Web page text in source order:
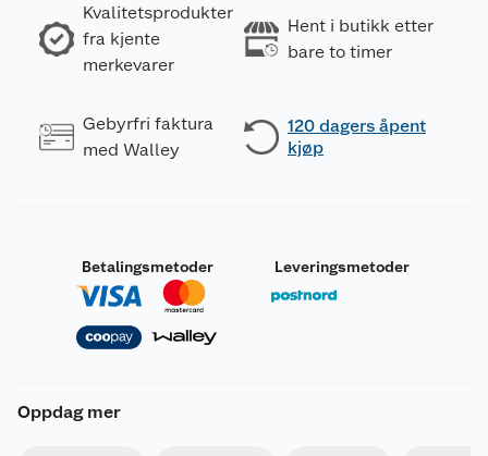
Kvalitetsprodukter
fra kjente
merkevarer
Hent i butikk etter
bare to timer
Gebyrfri faktura
med Walley
120 dagers åpent
kjøp
Betalingsmetoder Leveringsmetoder
Oppdag mer